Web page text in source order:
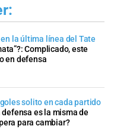
la última línea del Tate
Complicado, este
en defensa
solito en cada partido
es la misma de
para cambiar?